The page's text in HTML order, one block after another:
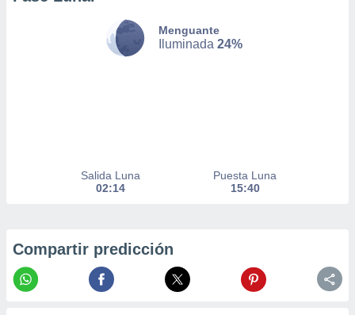
en
a lo que
Para
Menguante
Iluminada 24%
Salida Luna
02:14
Puesta Luna
15:40
Compartir predicción